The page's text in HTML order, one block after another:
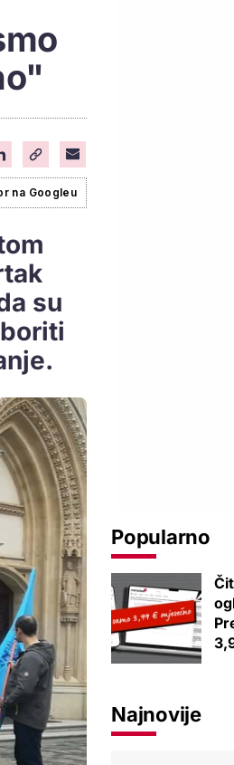
na Googleu
su
Popularno
Najnovije